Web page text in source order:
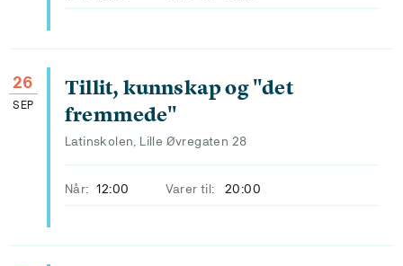
26
SEP
Tillit, kunnskap og "det
fremmede"
Latinskolen, Lille Øvregaten 28
Når: 12:00 Varer til: 20:00